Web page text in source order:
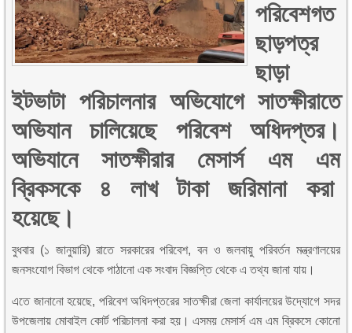
পরিবেশগত
ছাড়পত্র
ছাড়া
ইটভাটা পরিচালনার অভিযোগে সাতক্ষীরাতে
অভিযান চালিয়েছে পরিবেশ অধিদপ্তর।
অভিযানে সাতক্ষীরার মেসার্স এম এম
ব্রিকসকে ৪ লাখ টাকা জরিমানা করা
হয়েছে।
বুধবার (১ জানুয়ারি) রাতে সরকারের পরিবেশ, বন ও জলবায়ু পরিবর্তন মন্ত্রণালয়ের
জনসংযোগ বিভাগ থেকে পাঠানো এক সংবাদ বিজ্ঞপ্তি থেকে এ তথ্য জানা যায়।
এতে জানানো হয়েছে, পরিবেশ অধিদপ্তরের সাতক্ষীরা জেলা কার্যালয়ের উদ্যোগে সদর
উপজেলায় মোবাইল কোর্ট পরিচালনা করা হয়। এসময় মেসার্স এম এম ব্রিকসে কোনো